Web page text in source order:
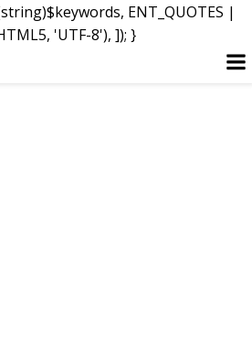
ENT_QUOTES |
'UTF-8'), ]); }